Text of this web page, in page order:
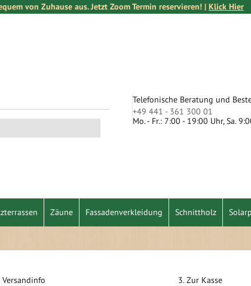
von Zuhause aus. Jetzt Zoom Termin reservieren! | Klick Hier
Telefonische Beratung und
+49 441 - 361 300 01
Mo. - Fr.: 7:00 - 19:00 Uhr, Sa.
Zäune Fassadenverkleidung Schnittholz
3. Zur Kasse